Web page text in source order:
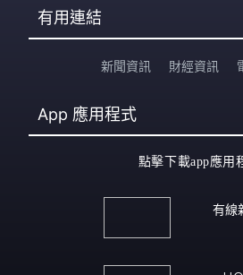
有用連結
新聞資訊 財經資訊
App 應用程式
點擊下載app應用
有線